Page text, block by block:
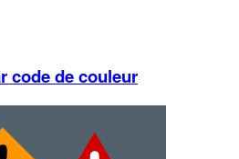
code de couleur